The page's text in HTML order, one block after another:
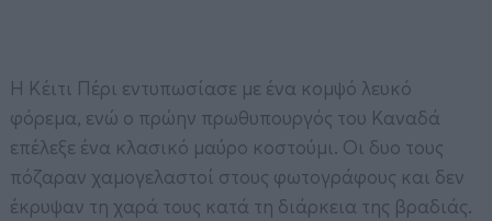
Η Κέιτι Πέρι εντυπωσίασε με ένα κομψό λευκό
φόρεμα, ενώ ο πρώην πρωθυπουργός του Καναδά
επέλεξε ένα κλασικό μαύρο κοστούμι. Οι δυο τους
πόζαραν χαμογελαστοί στους φωτογράφους και δεν
έκρυψαν τη χαρά τους κατά τη διάρκεια της βραδιάς.